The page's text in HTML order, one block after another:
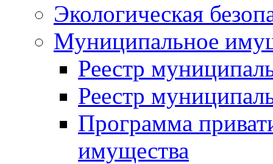
Экологическая
Муниципальное
Реестр
Реестр
Программа
имущества